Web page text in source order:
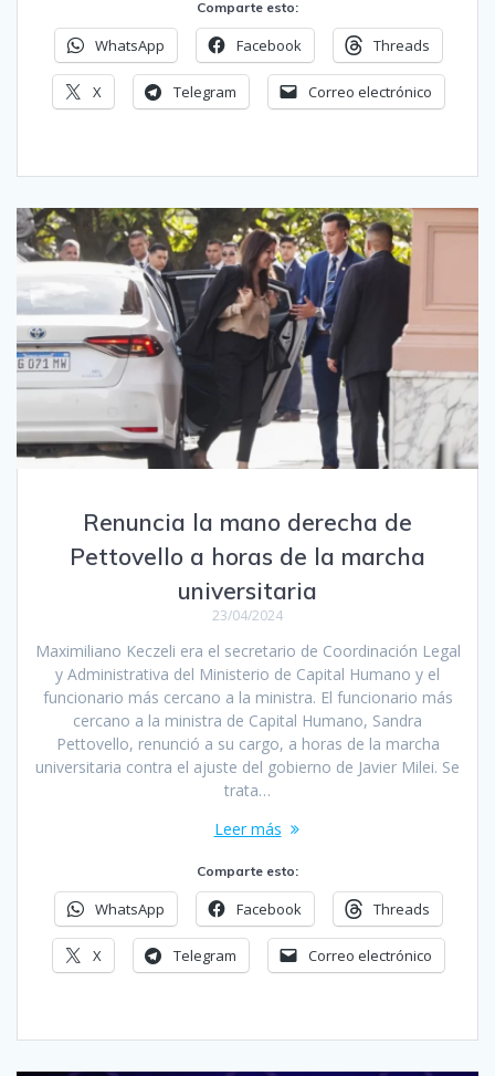
Comparte esto:
WhatsApp Facebook Threads
X Telegram Correo electrónico
Renuncia la mano derecha de
Pettovello a horas de la marcha
universitaria
23/04/2024
Maximiliano Keczeli era el secretario de Coordinación Legal
y Administrativa del Ministerio de Capital Humano y el
funcionario más cercano a la ministra. El funcionario más
cercano a la ministra de Capital Humano, Sandra
Pettovello, renunció a su cargo, a horas de la marcha
universitaria contra el ajuste del gobierno de Javier Milei. Se
trata…
Leer más
Comparte esto:
WhatsApp Facebook Threads
X Telegram Correo electrónico